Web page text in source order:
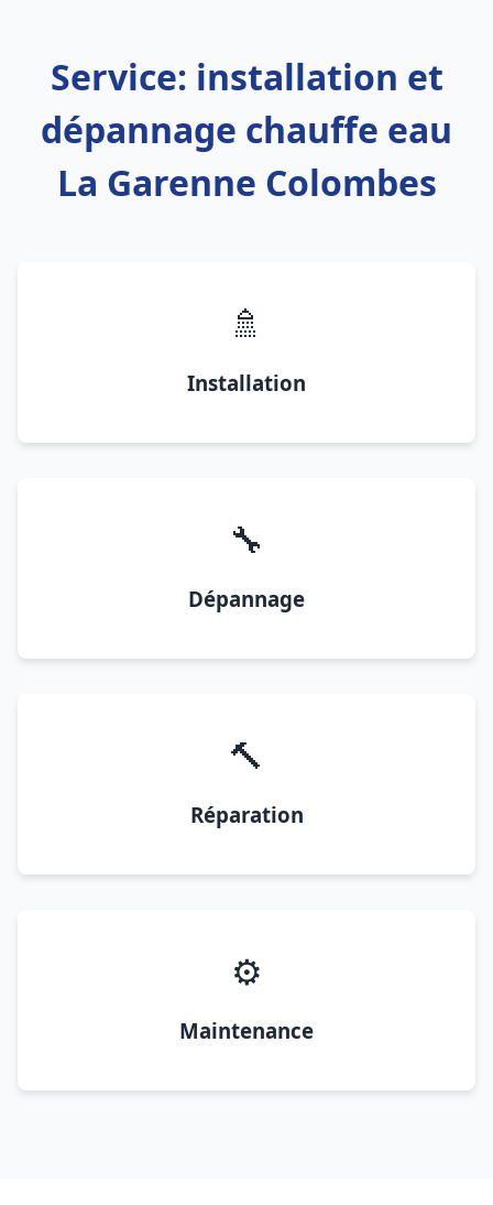
Service: installation et
dépannage chauffe eau
La Garenne Colombes
🚿
Installation
🔧
Dépannage
🔨
Réparation
⚙️
Maintenance